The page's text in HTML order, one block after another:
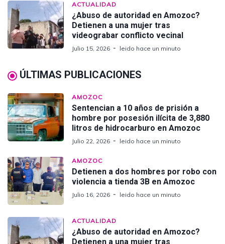
ACTUALIDAD
¿Abuso de autoridad en Amozoc?
Detienen a una mujer tras
videograbar conflicto vecinal
Julio 15, 2026 leido hace un minuto
ÚLTIMAS PUBLICACIONES
AMOZOC
Sentencian a 10 años de prisión a
hombre por posesión ilícita de 3,880
litros de hidrocarburo en Amozoc
Julio 22, 2026 leido hace un minuto
AMOZOC
Detienen a dos hombres por robo con
violencia a tienda 3B en Amozoc
Julio 16, 2026 leido hace un minuto
ACTUALIDAD
¿Abuso de autoridad en Amozoc?
Detienen a una mujer tras